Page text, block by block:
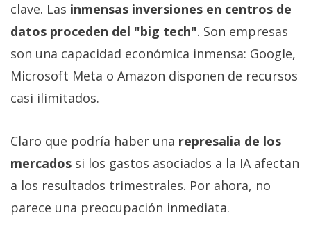
clave. Las inmensas inversiones en centros de
datos proceden del "big tech". Son empresas
son una capacidad económica inmensa: Google,
Microsoft Meta o Amazon disponen de recursos
casi ilimitados.
Claro que podría haber una represalia de los
mercados si los gastos asociados a la IA afectan
a los resultados trimestrales. Por ahora, no
parece una preocupación inmediata.